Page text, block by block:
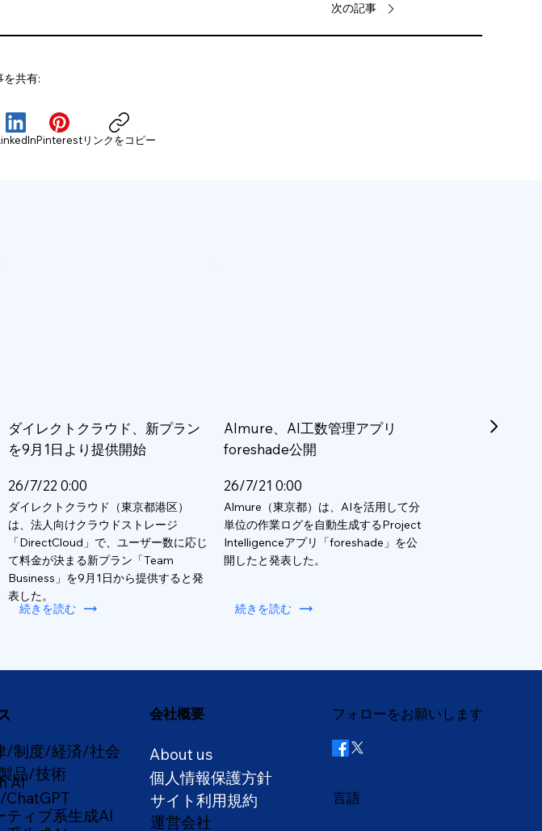
次の記事
を共有:
Pinterestリンクをコピー
ダイレクトクラウド、新プラン
を9月1日より提供開始
26/7/22 0:00
ダイレクトクラウド（東京都港区）
は、法人向けクラウドストレージ
「DirectCloud」で、ユーザー数に応じ
て料金が決まる新プラン「Team
Business」を9月1日から提供すると発
表した。
続きを読む
Almure、AI工数管理アプリ
foreshade公開
26/7/21 0:00
Almure（東京都）は、AIを活用して分
単位の作業ログを自動生成するProject
Intelligenceアプリ「foreshade」を公
開したと発表した。
続きを読む
/制度/経済/社会
品/技術
AI
ティブ系生成AI
会社概要
About us
個人情報保護方針
サイト利用規約
運営会社
フォローをお願いします
言語